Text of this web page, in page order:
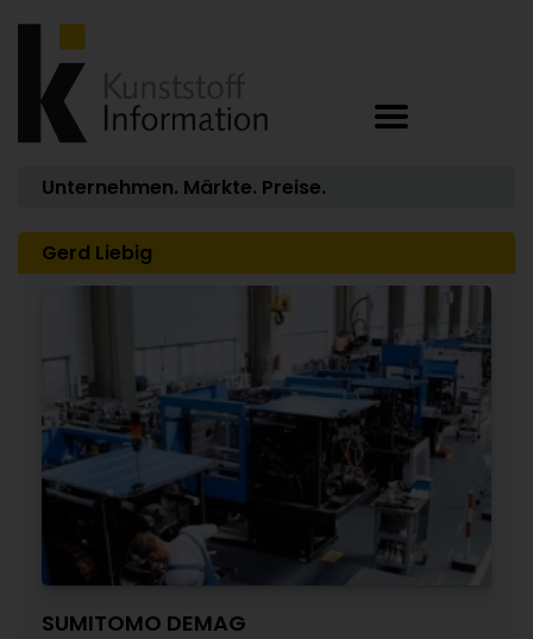
Unternehmen. Märkte. Preise.
Gerd Liebig
SUMITOMO DEMAG